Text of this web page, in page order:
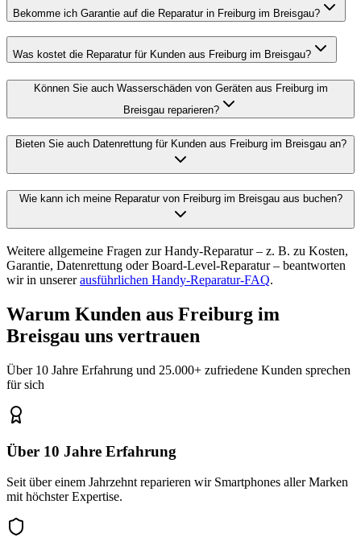
Bekomme ich Garantie auf die Reparatur in Freiburg im Breisgau?
Was kostet die Reparatur für Kunden aus Freiburg im Breisgau?
Können Sie auch Wasserschäden von Geräten aus Freiburg im
Breisgau reparieren?
Bieten Sie auch Datenrettung für Kunden aus Freiburg im Breisgau an?
Wie kann ich meine Reparatur von Freiburg im Breisgau aus buchen?
Weitere allgemeine Fragen zur Handy-Reparatur – z. B. zu Kosten,
Garantie, Datenrettung oder Board-Level-Reparatur – beantworten
wir in unserer ausführlichen Handy-Reparatur-FAQ.
Warum Kunden aus Freiburg im
Breisgau uns vertrauen
Über 10 Jahre Erfahrung und 25.000+ zufriedene Kunden sprechen
für sich
Über 10 Jahre Erfahrung
Seit über einem Jahrzehnt reparieren wir Smartphones aller Marken
mit höchster Expertise.